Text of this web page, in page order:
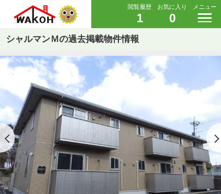
閲覧履歴
1
お気に入り
0
メニュー
シャルマンＭの過去掲載物件情報